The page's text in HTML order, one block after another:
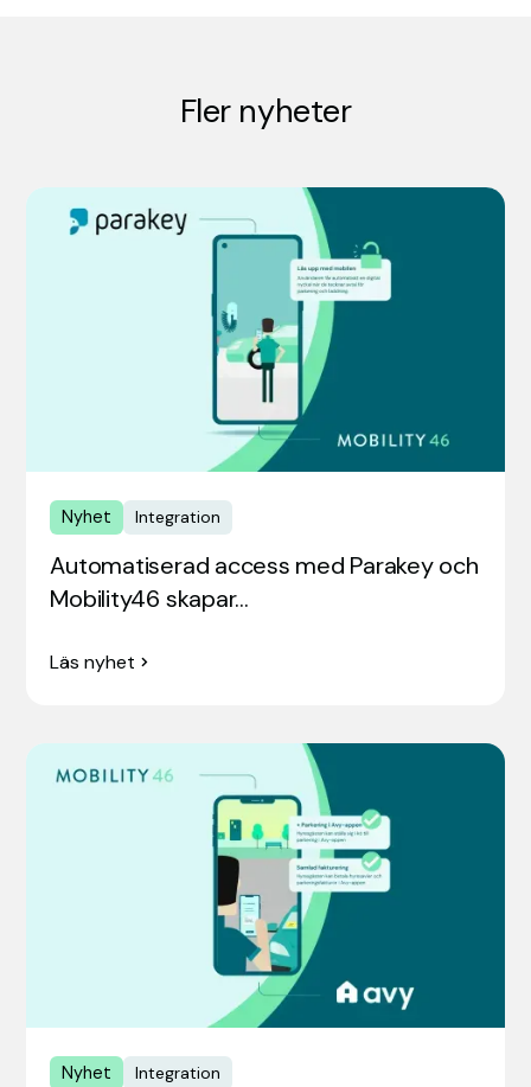
Fler nyheter
Nyhet Integration
Automatiserad access med Parakey och
Mobility46 skapar…
Läs nyhet
Nyhet Integration